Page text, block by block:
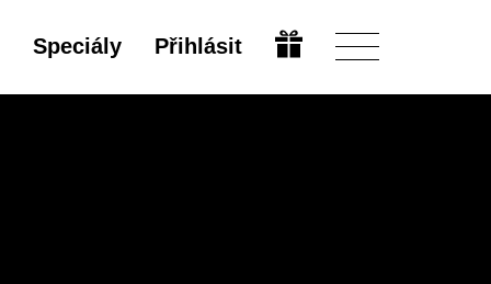
Speciály Přihlásit